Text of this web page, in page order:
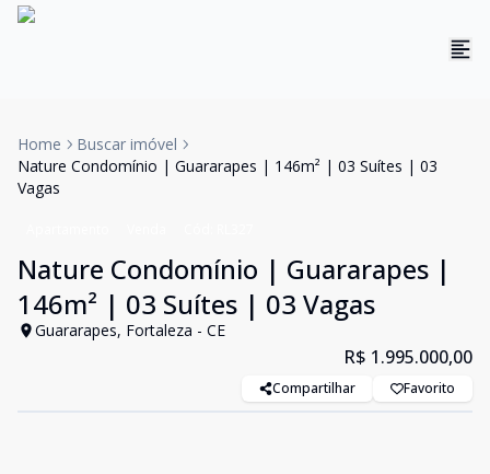
Home
Buscar imóvel
Nature Condomínio | Guararapes | 146m² | 03 Suítes | 03
Vagas
Nature Condomínio | Guararapes |
146m² | 03 Suítes | 03 Vagas
Guararapes, Fortaleza - CE
R$ 1.995.000,00
Compartilhar Favorito